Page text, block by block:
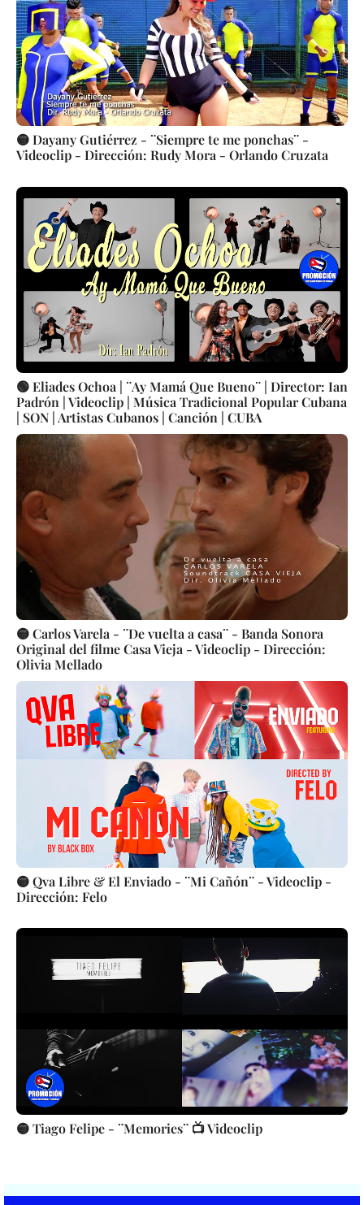
🟡 Dayany Gutiérrez - ¨Siempre te me ponchas¨ -
Videoclip - Dirección: Rudy Mora - Orlando Cruzata
🟢 Eliades Ochoa | ¨Ay Mamá Que Bueno¨ | Director: Ian
Padrón | Videoclip | Música Tradicional Popular Cubana
| SON | Artistas Cubanos | Canción | CUBA
🟡 Carlos Varela - ¨De vuelta a casa¨ - Banda Sonora
Original del filme Casa Vieja - Videoclip - Dirección:
Olivia Mellado
🟡 Qva Libre & El Enviado - ¨Mi Cañón¨ - Videoclip -
Dirección: Felo
🟡 Tiago Felipe - ¨Memories¨ 📺 Videoclip